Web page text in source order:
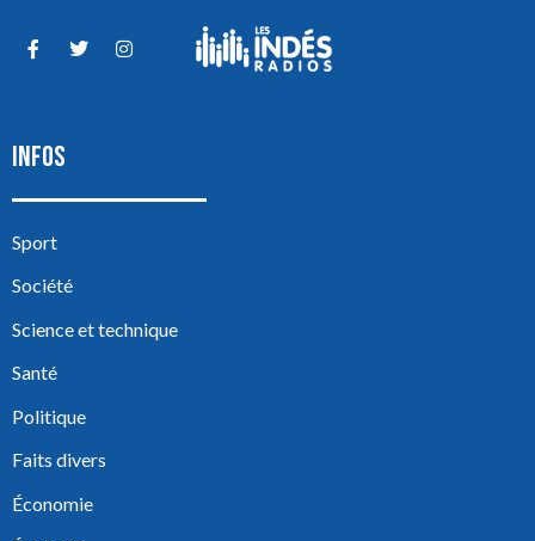
INFOS
Sport
Société
Science et technique
Santé
Politique
Faits divers
Économie